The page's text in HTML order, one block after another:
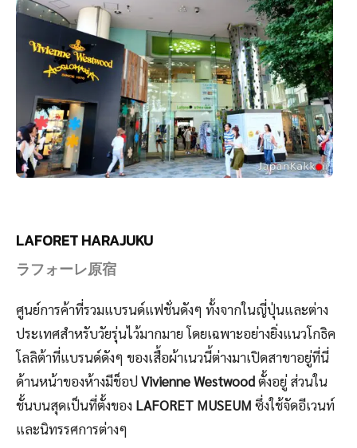
LAFORET HARAJUKU
ラフォーレ原宿
ศูนย์การค้าที่รวมแบรนด์แฟชั่นดังๆ ทั้งจากในญี่ปุ่นและต่าง
ประเทศสำหรับวัยรุ่นไว้มากมาย โดยเฉพาะอย่างยิ่งแนวโกธิค
โลลิต้าที่แบรนด์ดังๆ ของเสื้อผ้าเนวนี้ต่างมาเปิดสาขาอยู่ที่นี่
ด้านหน้าของห้างมีช็อปVivienne Westwoodตั้งอยู่ ส่วนใน
ชั้นบนสุดเป็นที่ตั้งของ LAFORET MUSEUM ซึ่งใช้จัดอีเวนท์
และนิทรรศการต่างๆ